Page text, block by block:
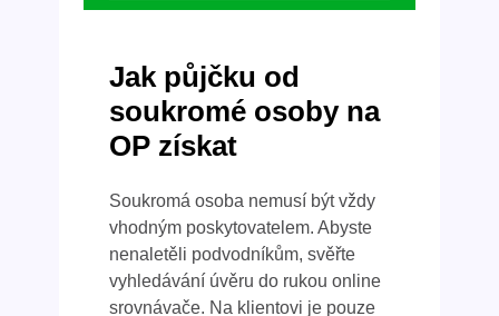
Jak půjčku od
soukromé osoby na
OP získat
Soukromá osoba nemusí být vždy
vhodným poskytovatelem. Abyste
nenaletěli podvodníkům, svěřte
vyhledávání úvěru do rukou online
srovnávače. Na klientovi je pouze